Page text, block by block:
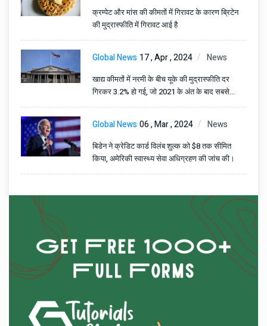
क्रम्पेट और मांस की कीमतों में गिरावट के कारण ब्रिटेन
की मुद्रास्फीति में गिरावट आई है
Global News 17 , Apr , 2024 News
खाद्य कीमतों में नरमी के बीच यूके की मुद्रास्फीति दर
गिरकर 3.2% हो गई, जो 2021 के अंत के बाद सबसे
निचला स्तर है
Global News06 , Mar , 2024 News
बिडेन ने क्रेडिट कार्ड विलंब शुल्क को $8 तक सीमित
किया, अमेरिकी स्वास्थ्य सेवा अधिग्रहण की जांच की।